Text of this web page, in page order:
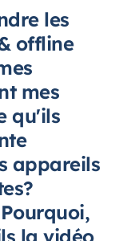
les
offline
mes
qu'ils
appareils